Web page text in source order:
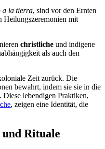
a la tierra, sind vor den Ernten
Heilungszeremonien mit
christliche und indigene
als auch den
Zeit zurück. Die
bewahrt, indem sie sie in die
Diese lebendigen Praktiken,
, zeigen eine Identität, die
Rituale